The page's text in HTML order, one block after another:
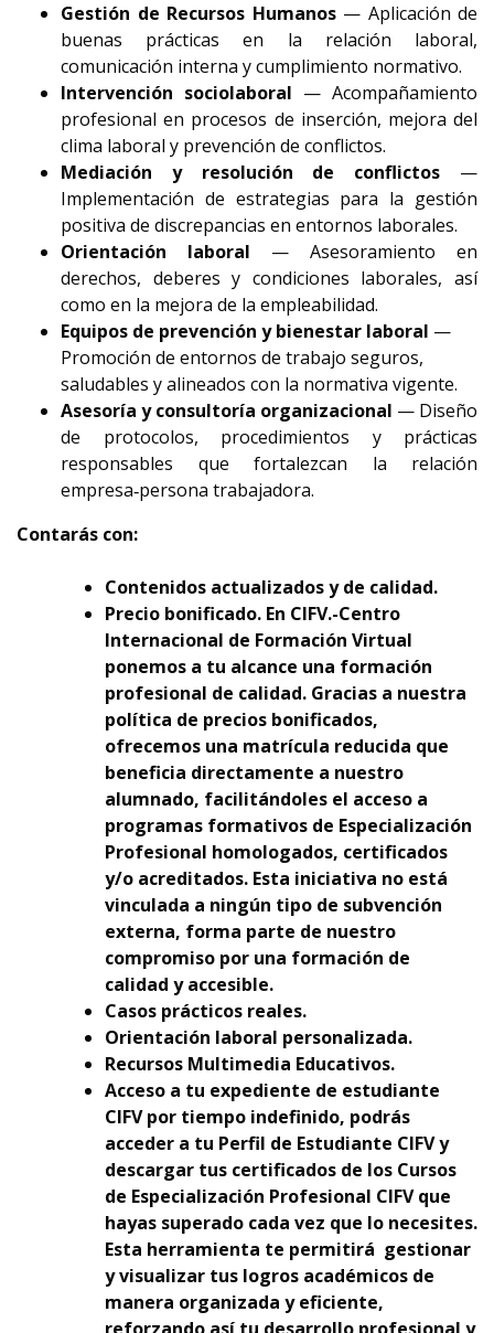
Gestión de Recursos Humanos— Aplicación de
buenas prácticas en la relación laboral,
comunicación interna y cumplimiento normativo.
Intervención sociolaboral — Acompañamiento
profesional en procesos de inserción, mejora del
clima laboral y prevención de conflictos.
Mediación y resolución de conflictos —
Implementación de estrategias para la gestión
positiva de discrepancias en entornos laborales.
Orientación laboral — Asesoramiento en
derechos, deberes y condiciones laborales, así
como en la mejora de la empleabilidad.
Equipos de prevención y bienestar laboral —
Promoción de entornos de trabajo seguros,
saludables y alineados con la normativa vigente.
Asesoría y consultoría organizacional — Diseño
de protocolos, procedimientos y prácticas
responsables que fortalezcan la relación
empresa‑persona trabajadora.
Contarás con:
Contenidos actualizados y de calidad.
Precio bonificado. En CIFV.-Centro
Internacional de Formación Virtual
ponemos a tu alcance una formación
profesional de calidad. Gracias a nuestra
política de precios bonificados,
ofrecemos una matrícula reducida que
beneficia directamente a nuestro
alumnado, facilitándoles el acceso a
programas formativos de Especialización
Profesional homologados, certificados
y/o acreditados. Esta iniciativa no está
vinculada a ningún tipo de subvención
externa, forma parte de nuestro
compromiso por una formación de
calidad y accesible.
Casos prácticos reales.
Orientación laboral personalizada.
Recursos Multimedia Educativos.
Acceso a tu expediente de estudiante
CIFV por tiempo indefinido, podrás
acceder a tu Perfil de Estudiante CIFV y
descargar tus certificados de los Cursos
de Especialización Profesional CIFV que
hayas superado cada vez que lo necesites.
Esta herramienta te permitirá gestionar
y visualizar tus logros académicos de
manera organizada y eficiente,